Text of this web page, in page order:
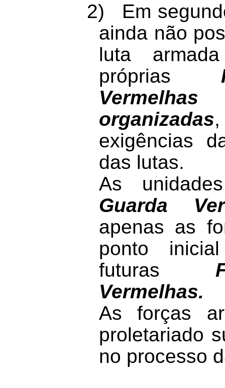
2)
Em
ainda não
luta
próprias
Vermelhas
organizadas
exigências
das lutas.
As
Guarda
apenas as
ponto
futuras
Vermelhas.
As forças
proletariado
no processo